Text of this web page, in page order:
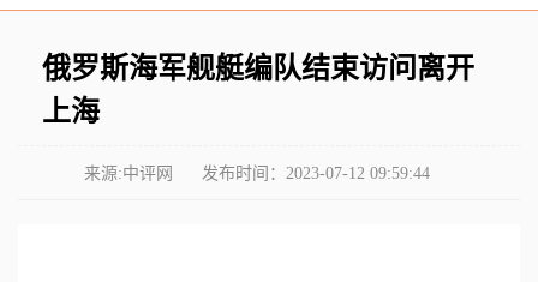
俄罗斯海军舰艇编队结束访问离开
上海
来源:中评网 发布时间：2023-07-12 09:59:44